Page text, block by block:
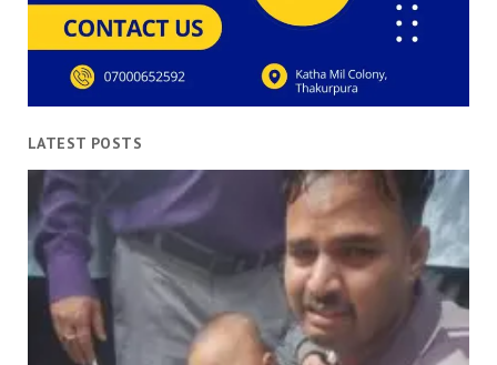
LATEST POSTS